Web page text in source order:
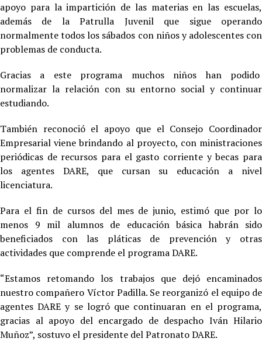
apoyo para la impartición de las materias en las escuelas,
además de la Patrulla Juvenil que sigue operando
normalmente todos los sábados con niños y adolescentes con
problemas de conducta.
Gracias a este programa muchos niños han podido
normalizar la relación con su entorno social y continuar
estudiando.
También reconoció el apoyo que el Consejo Coordinador
Empresarial viene brindando al proyecto, con ministraciones
periódicas de recursos para el gasto corriente y becas para
los agentes DARE, que cursan su educación a nivel
licenciatura.
Para el fin de cursos del mes de junio, estimó que por lo
menos 9 mil alumnos de educación básica habrán sido
beneficiados con las pláticas de prevención y otras
actividades que comprende el programa DARE.
“Estamos retomando los trabajos que dejó encaminados
nuestro compañero Víctor Padilla. Se reorganizó el equipo de
agentes DARE y se logró que continuaran en el programa,
gracias al apoyo del encargado de despacho Iván Hilario
Muñoz”, sostuvo el presidente del Patronato DARE.